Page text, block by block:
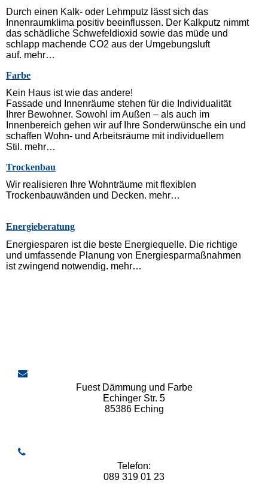
Durch einen Kalk- oder Lehmputz lässt sich das
Innenraumklima positiv beeinflussen. Der Kalkputz nimmt
das schädliche Schwefeldioxid sowie das müde und
schlapp machende CO2 aus der Umgebungsluft
auf. mehr…
Farbe
Kein Haus ist wie das andere!
Fassade und Innenräume stehen für die Individualität
Ihrer Bewohner. Sowohl im Außen – als auch im
Innenbereich gehen wir auf Ihre Sonderwünsche ein und
schaffen Wohn- und Arbeitsräume mit individuellem
Stil. mehr…
Trockenbau
Wir realisieren Ihre Wohnträume mit flexiblen
Trockenbauwänden und Decken. mehr…
Energieberatung
Energiesparen ist die beste Energiequelle. Die richtige
und umfassende Planung von Energiesparmaßnahmen
ist zwingend notwendig. mehr…
Fuest Dämmung und Farbe
Echinger Str. 5
85386 Eching
Telefon:
089 319 01 23